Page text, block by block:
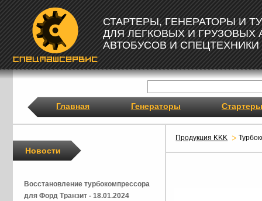
СТАРТЕРЫ, ГЕНЕРАТОРЫ И
ДЛЯ ЛЕГКОВЫХ И ГРУЗОВЫХ
АВТОБУСОВ И СПЕЦТЕХНИКИ
Главная Генераторы Стартеры
Продукция KKK
Новости
Восстановление турбокомпрессора
для Форд Транзит - 18.01.2024